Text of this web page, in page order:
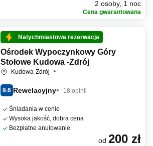
2 osoby, 1 noc
Cena gwarantowana
Natychmiastowa rezerwacja
Ośrodek Wypoczynkowy Góry
Stołowe Kudowa -Zdrój
Kudowa-Zdrój
9.6 Rewelacyjny 18 opinii
Śniadania w cenie
Wysoka jakość, dobra cena
Bezpłatne anulowanie
od 200 zł